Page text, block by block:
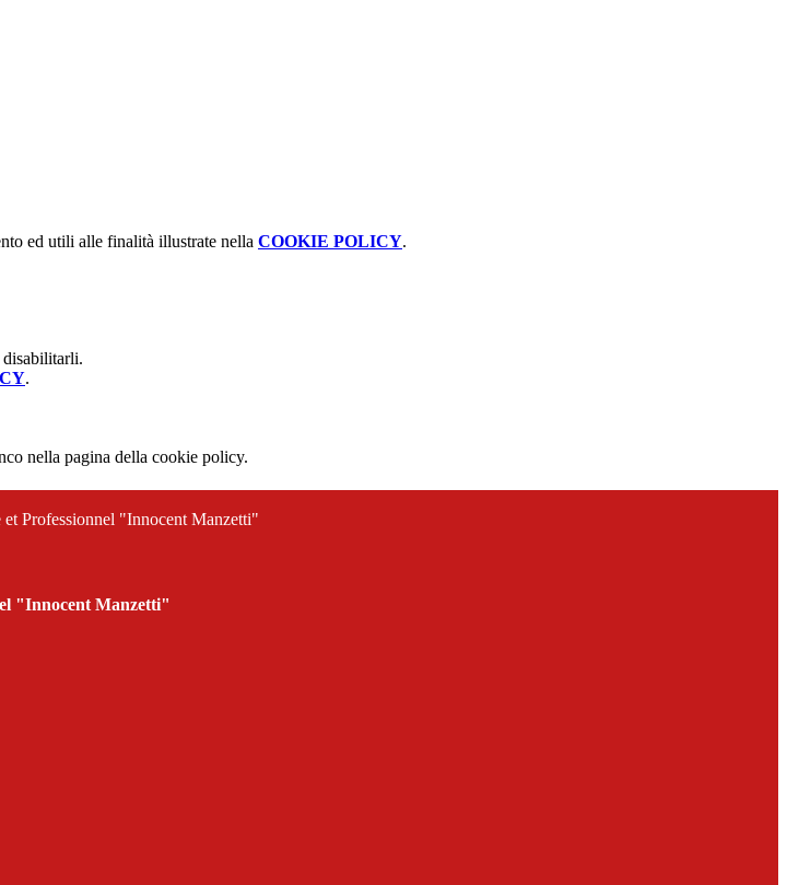
ed utili alle finalità illustrate nella COOKIE POLICY.
disabilitarli.
.
nella pagina della cookie policy.
Professionnel "Innocent Manzetti"
"Innocent Manzetti"